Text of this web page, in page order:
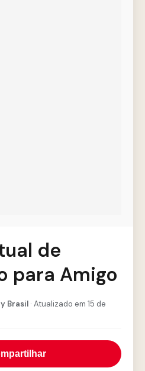
de
para Amigo
Brasil · Atualizado em 15 de